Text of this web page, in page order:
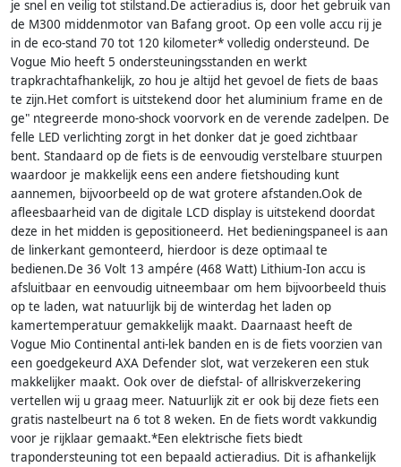
je snel en veilig tot stilstand.De actieradius is, door het gebruik van
de M300 middenmotor van Bafang groot. Op een volle accu rij je
in de eco-stand 70 tot 120 kilometer* volledig ondersteund. De
Vogue Mio heeft 5 ondersteuningsstanden en werkt
trapkrachtafhankelijk, zo hou je altijd het gevoel de fiets de baas
te zijn.Het comfort is uitstekend door het aluminium frame en de
ge" ntegreerde mono-shock voorvork en de verende zadelpen. De
felle LED verlichting zorgt in het donker dat je goed zichtbaar
bent. Standaard op de fiets is de eenvoudig verstelbare stuurpen
waardoor je makkelijk eens een andere fietshouding kunt
aannemen, bijvoorbeeld op de wat grotere afstanden.Ook de
afleesbaarheid van de digitale LCD display is uitstekend doordat
deze in het midden is gepositioneerd. Het bedieningspaneel is aan
de linkerkant gemonteerd, hierdoor is deze optimaal te
bedienen.De 36 Volt 13 ampére (468 Watt) Lithium-Ion accu is
afsluitbaar en eenvoudig uitneembaar om hem bijvoorbeeld thuis
op te laden, wat natuurlijk bij de winterdag het laden op
kamertemperatuur gemakkelijk maakt. Daarnaast heeft de
Vogue Mio Continental anti-lek banden en is de fiets voorzien van
een goedgekeurd AXA Defender slot, wat verzekeren een stuk
makkelijker maakt. Ook over de diefstal- of allriskverzekering
vertellen wij u graag meer. Natuurlijk zit er ook bij deze fiets een
gratis nastelbeurt na 6 tot 8 weken. En de fiets wordt vakkundig
voor je rijklaar gemaakt.*Een elektrische fiets biedt
trapondersteuning tot een bepaald actieradius. Dit is afhankelijk